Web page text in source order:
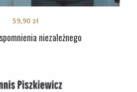
niezależnego
59,90 zł